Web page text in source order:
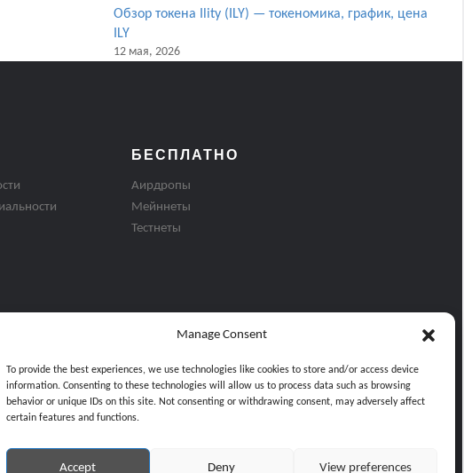
Manage Consent
To provide the best experiences, we use technologies like cookies to store and/or access device
information. Consenting to these technologies will allow us to process data such as browsing
behavior or unique IDs on this site. Not consenting or withdrawing consent, may adversely affect
certain features and functions.
Accept Deny View preferences
Обзор токена Ility (ILY) — токеномика, график, цена
ILY
12 мая, 2026
БЕСПЛАТНО
Аирдропы
Мейннеты
Тестнеты